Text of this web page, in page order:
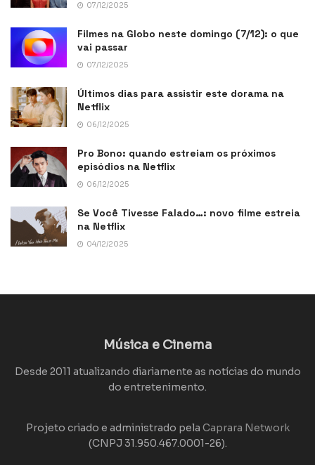
07/12/2025
Filmes na Globo neste domingo (7/12): o que
vai passar
07/12/2025
Últimos dias para assistir este dorama na
Netflix
06/12/2025
Pro Bono: quando estreiam os próximos
episódios na Netflix
06/12/2025
Se Você Tivesse Falado…: novo filme estreia
na Netflix
04/12/2025
Música e Cinema
Desde 2011 atualizando diariamente as notícias do mundo
do entretenimento.
Projeto criado e administrado pela Caprara Network
(CNPJ 31.950.467.0001-26).